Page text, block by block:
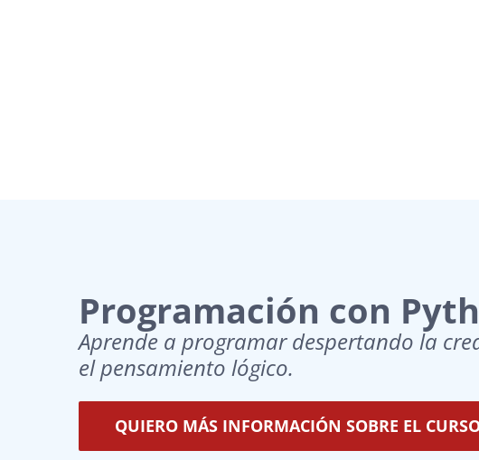
Programación con
Aprende a programar despertando la
el pensamiento lógico.
QUIERO MÁS INFORMACIÓN SOBRE EL